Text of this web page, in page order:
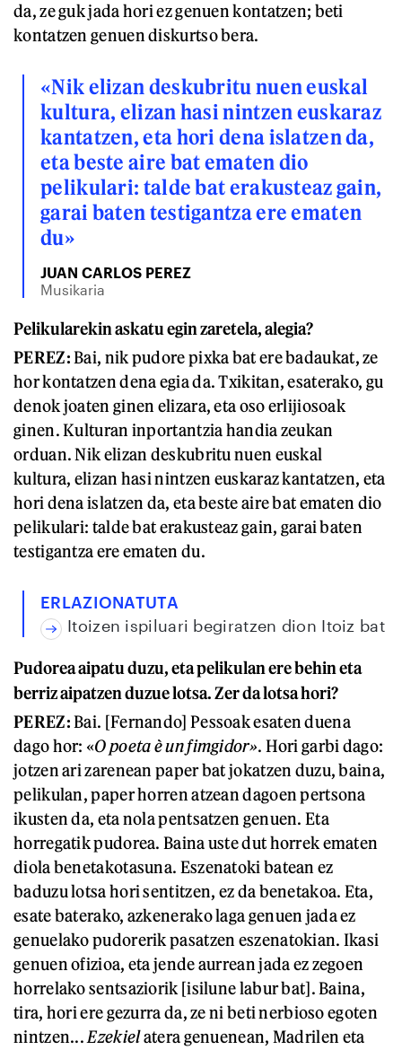
da, ze guk jada hori ez genuen kontatzen; beti
kontatzen genuen diskurtso bera.
«Nik elizan deskubritu nuen euskal
kultura, elizan hasi nintzen euskaraz
kantatzen, eta hori dena islatzen da,
eta beste aire bat ematen dio
pelikulari: talde bat erakusteaz gain,
garai baten testigantza ere ematen
du»
JUAN CARLOS PEREZ
Musikaria
Pelikularekin askatu egin zaretela, alegia?
PEREZ:Bai, nik pudore pixka bat ere badaukat, ze
hor kontatzen dena egia da. Txikitan, esaterako, gu
denok joaten ginen elizara, eta oso erlijiosoak
ginen. Kulturan inportantzia handia zeukan
orduan. Nik elizan deskubritu nuen euskal
kultura, elizan hasi nintzen euskaraz kantatzen, eta
hori dena islatzen da, eta beste aire bat ematen dio
pelikulari: talde bat erakusteaz gain, garai baten
testigantza ere ematen du.
ERLAZIONATUTA
Itoizen ispiluari begiratzen dion Itoiz bat
Pudorea aipatu duzu, eta pelikulan ere behin eta
berriz aipatzen duzue lotsa. Zer da lotsa hori?
PEREZ:Bai. [Fernando] Pessoak esaten duena
dago hor: «O poeta è un fimgidor». Hori garbi dago:
jotzen ari zarenean paper bat jokatzen duzu, baina,
pelikulan, paper horren atzean dagoen pertsona
ikusten da, eta nola pentsatzen genuen. Eta
horregatik pudorea. Baina uste dut horrek ematen
diola benetakotasuna. Eszenatoki batean ez
baduzu lotsa hori sentitzen, ez da benetakoa. Eta,
esate baterako, azkenerako laga genuen jada ez
genuelako pudorerik pasatzen eszenatokian. Ikasi
genuen ofizioa, eta jende aurrean jada ez zegoen
horrelako sentsaziorik [isilune labur bat]. Baina,
tira, hori ere gezurra da, ze ni beti nerbioso egoten
nintzen... Ezekielatera genuenean, Madrilen eta